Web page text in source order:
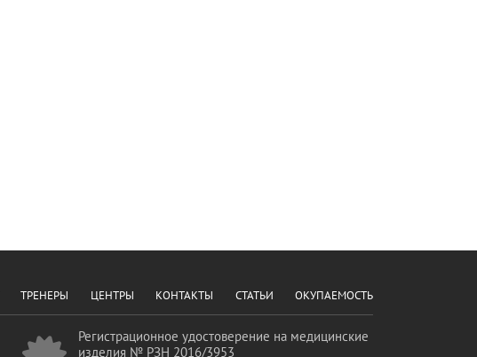
ТРЕНЕРЫ ЦЕНТРЫ КОНТАКТЫ СТАТЬИ ОКУПАЕМОСТЬ
Регистрационное удостоверение на медицинские
изделия № РЗН 2016/3953